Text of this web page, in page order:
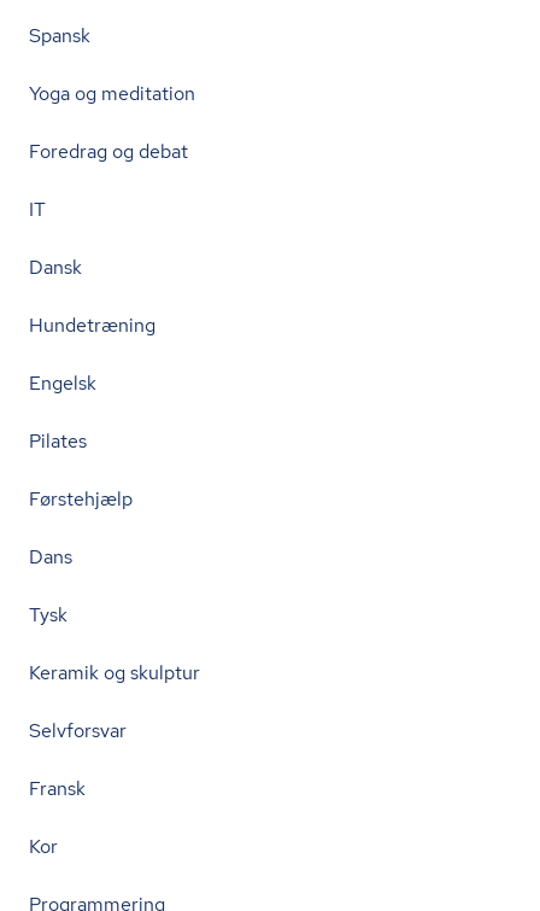
Spansk
Yoga og meditation
Foredrag og debat
IT
Dansk
Hundetræning
Engelsk
Pilates
Førstehjælp
Dans
Tysk
Keramik og skulptur
Selvforsvar
Fransk
Kor
Programmering